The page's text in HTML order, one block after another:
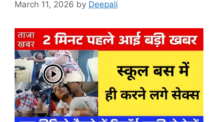
March 11, 2026 by Deepali